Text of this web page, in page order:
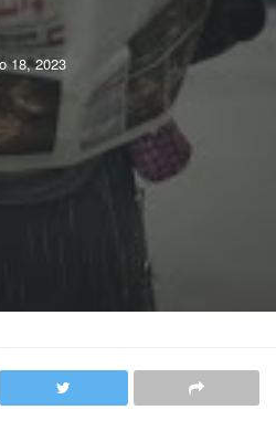
18, 2023